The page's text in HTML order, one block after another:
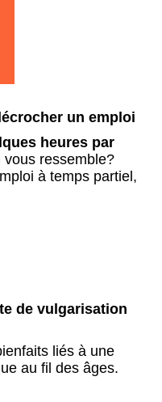
un emploi
heures par
vous ressemble?
à temps partiel,
de vulgarisation
liés à une
au fil des âges.